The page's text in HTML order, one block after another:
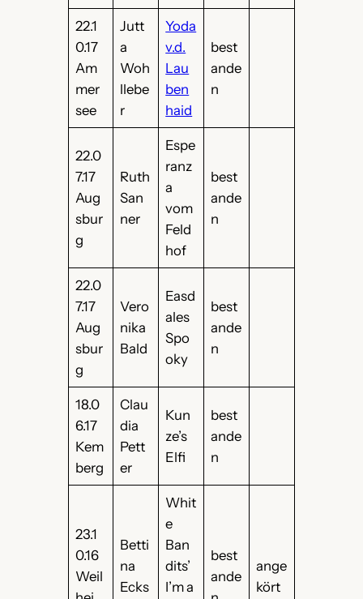
22.1
0.17
Am
mer
see
Jutt
a
Woh
llebe
r
Yoda
v.d.
Lau
ben
haid
best
ande
n
22.0
7.17
Aug
sbur
g
Ruth
San
ner
Espe
ranz
a
vom
Feld
hof
best
ande
n
22.0
7.17
Aug
sbur
g
Vero
nika
Bald
Easd
ales
Spo
oky
best
ande
n
18.0
6.17
Kem
berg
Clau
dia
Pett
er
Kun
ze’s
Elfi
best
ande
n
23.1
0.16
Weil
Betti
na
Ecks
Whit
e
Ban
dits’
I’m a
best
ande
ange
kört